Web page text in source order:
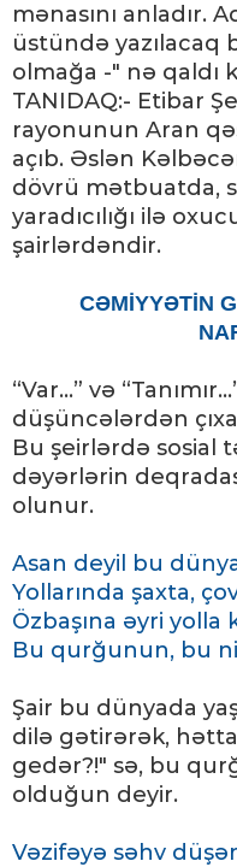
mənasını anladır.
üstündə yazılacaq
olmağa -" nə qaldı
TANIDAQ:- Etibar
rayonunun Aran
açıb. Əslən
dövrü mətbuatda,
yaradıcılığı ilə
şairlərdəndir.
CƏMİYYƏTİN
“Var...” və
düşüncələrdən
Bu şeirlərdə sosial
dəyərlərin
olunur.
Asan deyil bu
Yollarında şaxta,
Özbaşına əyri yolla
Bu qurğunun, bu
Şair bu dünyada
dilə gətirərək,
gedər?!" sə, bu
olduğun deyir.
Vəzifəyə səhv